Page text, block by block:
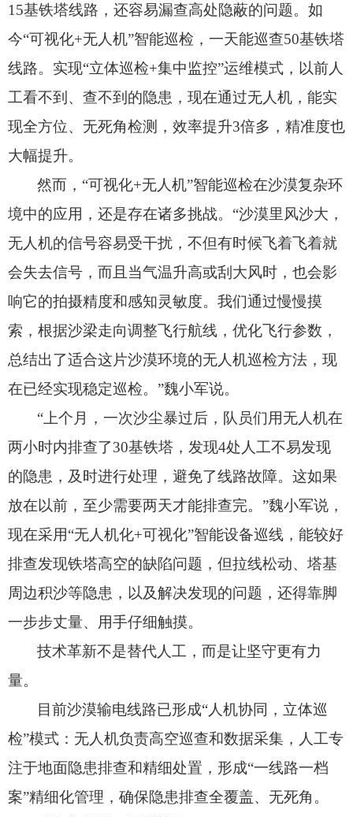
15基铁塔线路， 还容易漏查高处隐蔽的问题。 如
今“可视化+无人机”智能巡检， 一天能巡查50基铁塔
线路。 实现“立体巡检+集中监控”运维模式， 以前人
工看不到、 查不到的隐患， 现在通过无人机， 能实
现全方位、 无死角检测， 效率提升3倍多， 精准度也
大幅提升。
然而， “可视化+无人机”智能巡检在沙漠复杂环
境中的应用， 还是存在诸多挑战。 “沙漠里风沙大，
无人机的信号容易受干扰， 不但有时候飞着飞着就
会失去信号， 而且当气温升高或刮大风时， 也会影
响它的拍摄精度和感知灵敏度。 我们通过慢慢摸
索， 根据沙梁走向调整飞行航线， 优化飞行参数，
总结出了适合这片沙漠环境的无人机巡检方法， 现
在已经实现稳定巡检。 ”魏小军说。
“上个月，一次沙尘暴过后， 队员们用无人机在
两小时内排查了30基铁塔， 发现4处人工不易发现
的隐患， 及时进行处理， 避免了线路故障。 这如果
放在以前， 至少需要两天才能排查完。 ”魏小军说，
现在采用“无人机化+可视化”智能设备巡线， 能较好
排查发现铁塔高空的缺陷问题， 但拉线松动、 塔基
周边积沙等隐患， 以及解决发现的问题， 还得靠脚
一步步丈量、 用手仔细触摸。
技术革新不是替代人工，而是让坚守更有力
量。
目前沙漠输电线路已形成“人机协同， 立体巡
检”模式：无人机负责高空巡查和数据采集， 人工专
注于地面隐患排查和精细处置， 形成“一线路一档
案”精细化管理， 确保隐患排查全覆盖、 无死角。